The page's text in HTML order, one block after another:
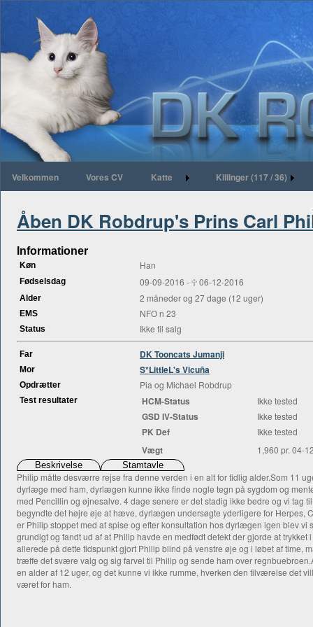
Velkommen Vores CV Katte Killinger (117 / 36)
Åben DK Robdrup's Prins Carl
Informationer
Køn Han
Fødselsdag 09-09-2016 - 🕆 06-12-2016
Alder 2 måneder og 27 dage (12 uger)
EMS NFO n 23
Status Ikke til salg
Far DK Tooncats Jumanji
Mor S*LittleL's Vicuña
Opdrætter Pia og Michael Robdrup
Test resultater HCM-Status Ikke tested
GSD IV-Status Ikke tested
PK Def Ikke tested
Vægt 1,960 pr. 04-
Philip måtte desværre rejse fra denne verden i en alt for tidlig alder.Som 11
dyrlæge med ham, dyrlægen kunne ikke finde nogle tegn på sygdom og
med Pencillin og øjnesalve. 4 dage senere er det stadig ikke bedre og vi
begyndte det højre øje at hæve, dyrlægen undersøgte yderligere for Herpes,
er Philip stoppet med at spise og efter konsultation hos dyrlægen igen blev
grundigt og fandt ud af at Philip havde en medfødt defekt der gjorde at
allerede på dette tidspunkt gjort Philip blind på venstre øje og i løbet af time,
træffe det svære valg og sig farvel til Philip og sende ham over
en alder af 12 uger, og det kunne vi ikke rumme, hverken den tilværelse det
været for ham.